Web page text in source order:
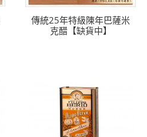
傳統25年特級陳年巴薩米
克醋【缺貨中】